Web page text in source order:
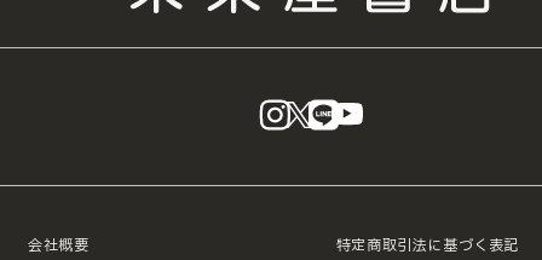
instagram
X LINE
会社概要 特定商取引法に基づく表記